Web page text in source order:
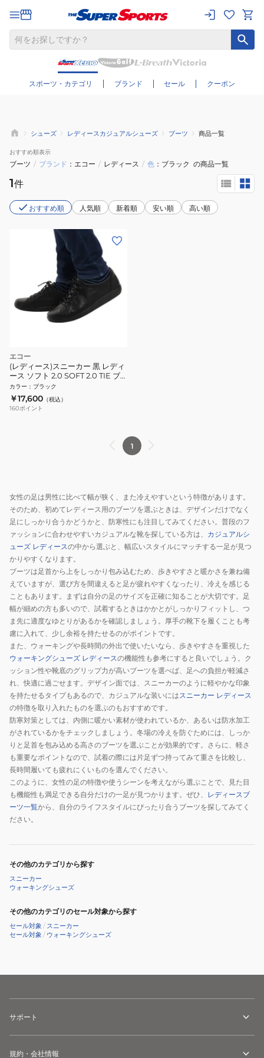
スポーツ・カテゴリ ブランド セール クーポン
さらに絞り込む
シューズ レディースカジュアルシューズ ブーツ 商品一覧
おすすめ順表示
ブーツ / ブランド エコー / レディース / 色 ブラック の商品一覧
1件
おすすめ順 人気順 新着順 安い順 高い順
エコー
(レディース)スニーカー 黒 レディ
ース ソフト 2.0 SOFT 2.0 TIE ブ
ラック 20650356723 カジュアル
シューズ レースアップ レザース
ニーカー
カラー ： ブラック
￥17,600 （税込）
160ポイント
1
女性の足は男性に比べて幅が狭く、また冷えやすいという特徴があります。
そのため、初めてレディース用のブーツを選ぶときは、デザインだけでなく
足にしっかり合うかどうかと、防寒性にも注目してみてください。普段のフ
ァッションに合わせやすいカジュアルな靴を探している方は、 カジュアルシ
ューズ レディースの中から選ぶと、幅広いスタイルにマッチする一足が見つ
かりやすくなります。
ブーツは足首から上をしっかり包み込むため、歩きやすさと暖かさを兼ね備
えていますが、選び方を間違えると足が疲れやすくなったり、冷えを感じる
こともあります。まずは自分の足のサイズを正確に知ることが大切です。足
幅が細めの方も多いので、試着するときはかかとがしっかりフィットし、つ
ま先に適度なゆとりがあるかを確認しましょう。厚手の靴下を履くことも考
慮に入れて、少し余裕を持たせるのがポイントです。
また、ウォーキングや長時間の外出で使いたいなら、歩きやすさを重視した
ウォーキングシューズ レディースの機能性も参考にすると良いでしょう。ク
ッション性や靴底のグリップ力が高いブーツを選べば、足への負担が軽減さ
れ、快適に過ごせます。デザイン面では、スニーカーのように軽やかな印象
を持たせるタイプもあるので、カジュアルな装いにはスニーカー レディース
の特徴を取り入れたものを選ぶのもおすすめです。
防寒対策としては、内側に暖かい素材が使われているか、あるいは防水加工
がされているかをチェックしましょう。冬場の冷えを防ぐためには、しっか
りと足首を包み込める高さのブーツを選ぶことが効果的です。さらに、軽さ
も重要なポイントなので、試着の際には片足ずつ持ってみて重さを比較し、
長時間履いても疲れにくいものを選んでください。
このように、女性の足の特徴や使うシーンを考えながら選ぶことで、見た目
も機能性も満足できる自分だけの一足が見つかります。ぜひ、 レディースブ
ーツ一覧から、自分のライフスタイルにぴったり合うブーツを探してみてく
ださい。
その他のカテゴリから探す
スニーカー
ウォーキングシューズ
その他のカテゴリのセール対象から探す
セール対象 / スニーカー
セール対象 / ウォーキングシューズ
サポート
規約・会社情報